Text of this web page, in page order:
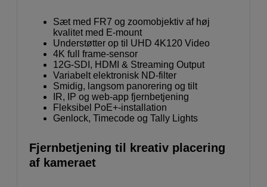
Sæt med FR7 og zoomobjektiv af høj
kvalitet med E-mount
Understøtter op til UHD 4K120 Video
4K full frame-sensor
12G-SDI, HDMI & Streaming Output
Variabelt elektronisk ND-filter
Smidig, langsom panorering og tilt
IR, IP og web-app fjernbetjening
Fleksibel PoE+-installation
Genlock, Timecode og Tally Lights
Fjernbetjening til kreativ placering
af kameraet